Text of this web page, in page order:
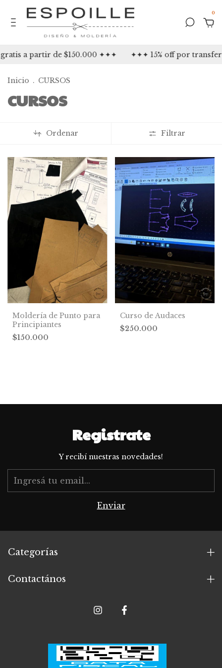
0
a partir de $150.000 ✦✦✦ ✦✦✦ 15% off por
Inicio . CURSOS
CURSOS
Ordenar Filtrar
Moldería de Punto para
Principiantes
$150.000
Curso de Audaces
$250.000
Registrate
Y recibí nuestras novedades!
Categorías
Contactános